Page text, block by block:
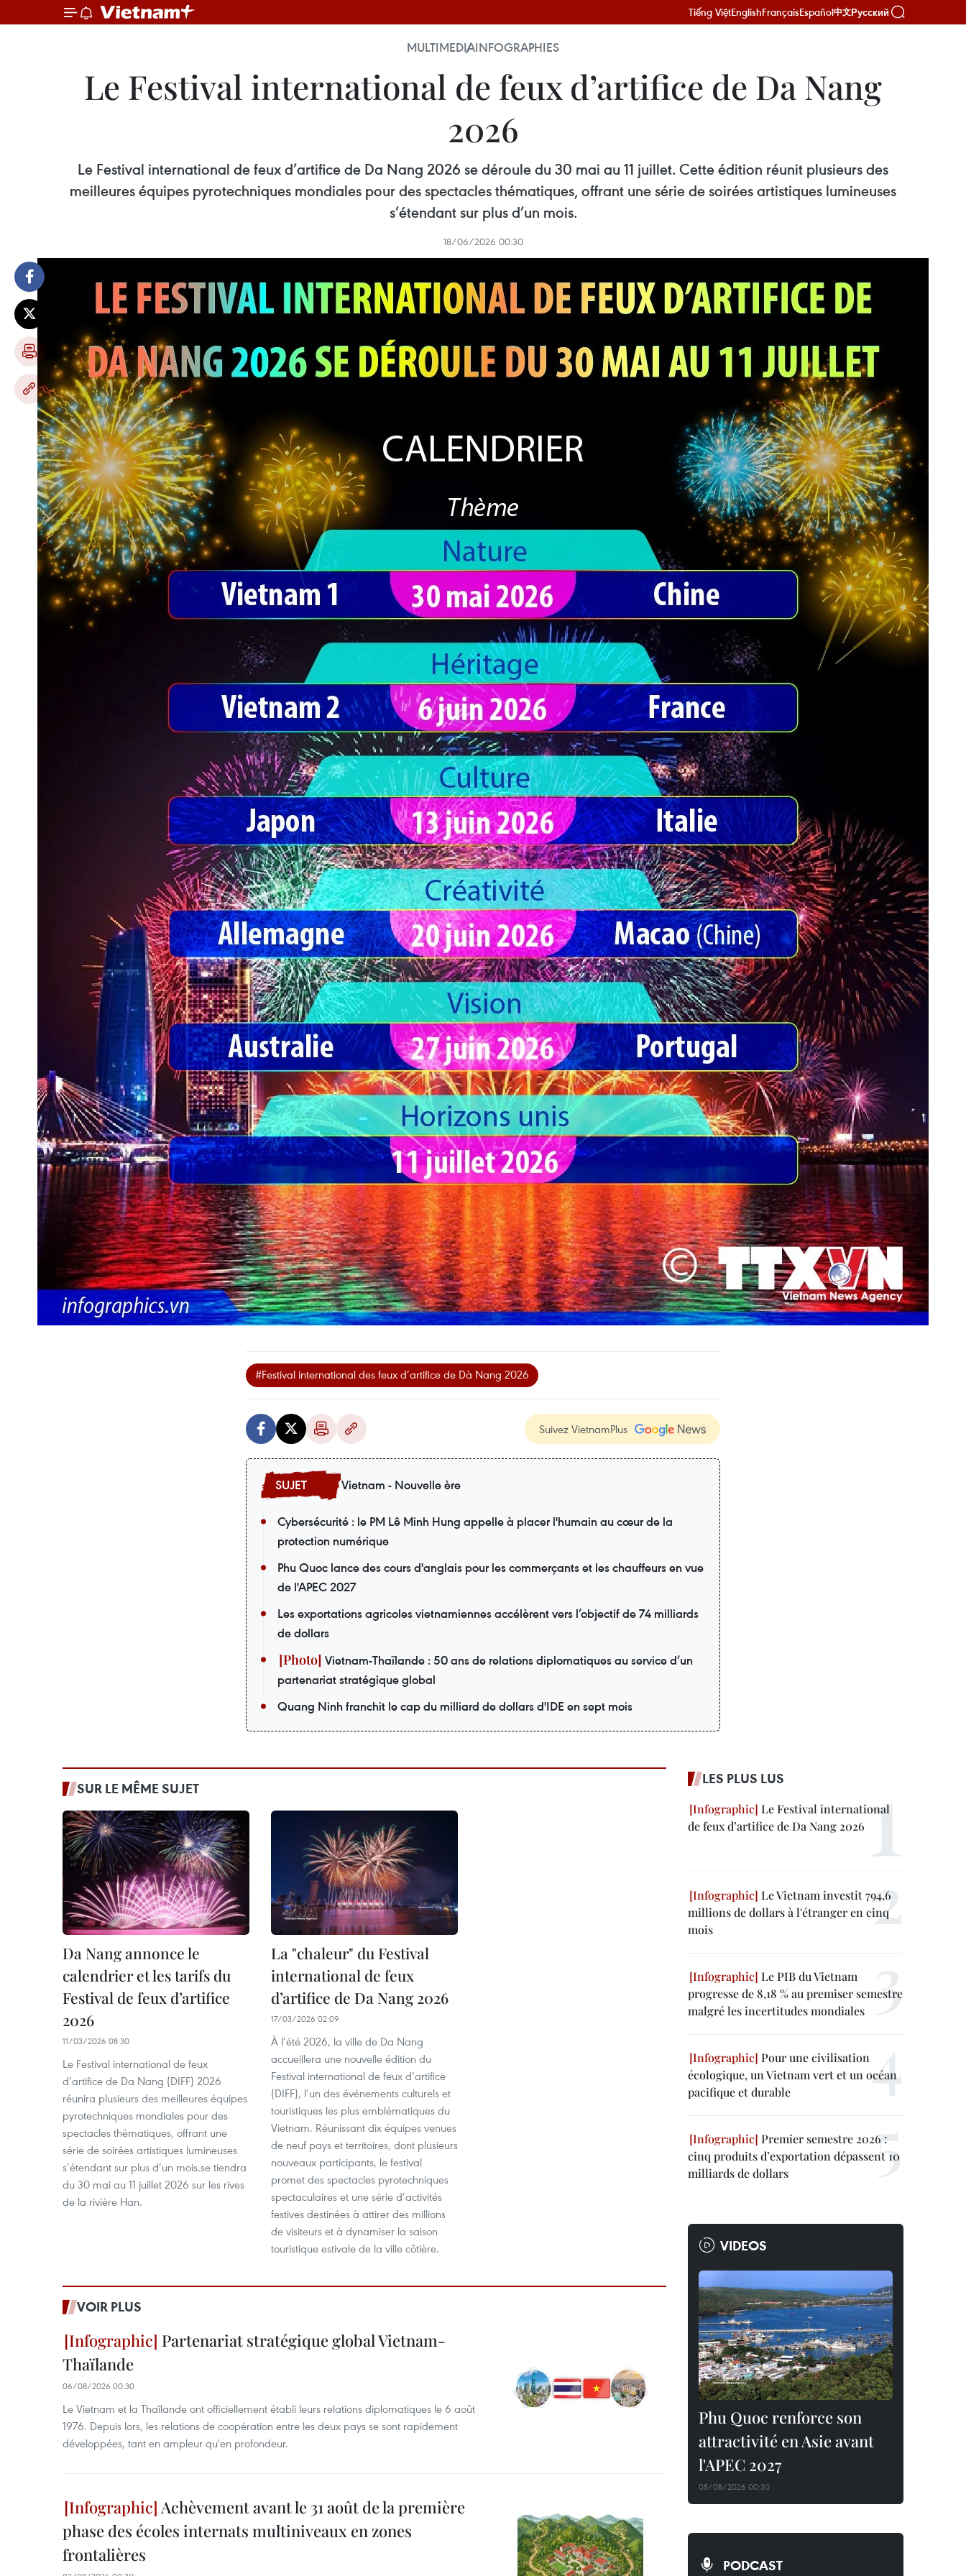
Tiếng ViệtEnglishFrançaisEspañol中文Русский
MULTIMEDIAINFOGRAPHIES
Le Festival international de feux d’artifice de Da Nang
2026
Le Festival international de feux d’artifice de Da Nang 2026 se déroule du 30 mai au 11 juillet. Cette édition réunit plusieurs des
meilleures équipes pyrotechniques mondiales pour des spectacles thématiques, offrant une série de soirées artistiques lumineuses
s’étendant sur plus d’un mois.
18/06/2026 00:30
#Festival international des feux d’artifice de Dà Nang 2026
Suivez VietnamPlus
Vietnam - Nouvelle ère
Cybersécurité : le PM Lê Minh Hung appelle à placer l'humain au cœur de la
protection numérique
Phu Quoc lance des cours d'anglais pour les commerçants et les chauffeurs en vue
de l'APEC 2027
Les exportations agricoles vietnamiennes accélèrent vers l’objectif de 74 milliards
de dollars
Vietnam-Thaïlande : 50 ans de relations diplomatiques au service d’un
partenariat stratégique global
Quang Ninh franchit le cap du milliard de dollars d'IDE en sept mois
SUR LE MÊME SUJET
Da Nang annonce le
calendrier et les tarifs du
Festival de feux d’artifice
2026
11/03/2026 08:30
Le Festival international de feux
d’artifice de Da Nang (DIFF) 2026
réunira plusieurs des meilleures équipes
pyrotechniques mondiales pour des
spectacles thématiques, offrant une
série de soirées artistiques lumineuses
s’étendant sur plus d’un mois.se tiendra
du 30 mai au 11 juillet 2026 sur les rives
de la rivière Han.
La "chaleur" du Festival
international de feux
d’artifice de Da Nang 2026
17/03/2026 02:09
À l’été 2026, la ville de Da Nang
accueillera une nouvelle édition du
Festival international de feux d’artifice
(DIFF), l’un des événements culturels et
touristiques les plus emblématiques du
Vietnam. Réunissant dix équipes venues
de neuf pays et territoires, dont plusieurs
nouveaux participants, le festival
promet des spectacles pyrotechniques
spectaculaires et une série d’activités
festives destinées à attirer des millions
de visiteurs et à dynamiser la saison
touristique estivale de la ville côtière.
VOIR PLUS
Partenariat stratégique global Vietnam-
Thaïlande
06/08/2026 00:30
Le Vietnam et la Thaïlande ont officiellement établi leurs relations diplomatiques le 6 août
1976. Depuis lors, les relations de coopération entre les deux pays se sont rapidement
développées, tant en ampleur qu'en profondeur.
Achèvement avant le 31 août de la première
phase des écoles internats multiniveaux en zones
frontalières
LES PLUS LUS
Le Festival international
de feux d’artifice de Da Nang 2026
Le Vietnam investit 794,6
millions de dollars à l'étranger en cinq
mois
Le PIB du Vietnam
progresse de 8,18 % au premiser semestre
malgré les incertitudes mondiales
Pour une civilisation
écologique, un Vietnam vert et un océan
pacifique et durable
Premier semestre 2026 :
cinq produits d’exportation dépassent 10
milliards de dollars
VIDEOS
Phu Quoc renforce son
attractivité en Asie avant
l'APEC 2027
05/08/2026 00:30
PODCAST